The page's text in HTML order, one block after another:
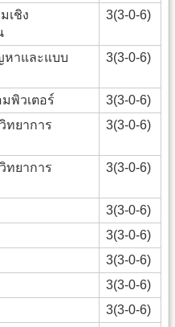
เชิง
3(3-0-6)
หาและแบบ
3(3-0-6)
พิวเตอร์
3(3-0-6)
ทยาการ
3(3-0-6)
ทยาการ
3(3-0-6)
3(3-0-6)
3(3-0-6)
3(3-0-6)
3(3-0-6)
3(3-0-6)